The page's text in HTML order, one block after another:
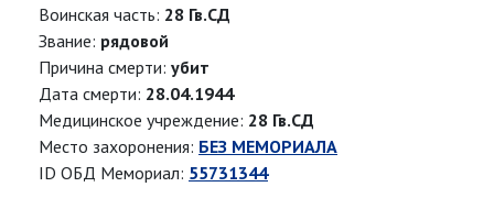
Воинская часть: 28 Гв.СД
Звание: рядовой
Причина смерти: убит
Дата смерти: 28.04.1944
Медицинское учреждение: 28 Гв.СД
Место захоронения: БЕЗ МЕМОРИАЛА
ID ОБД Мемориал: 55731344